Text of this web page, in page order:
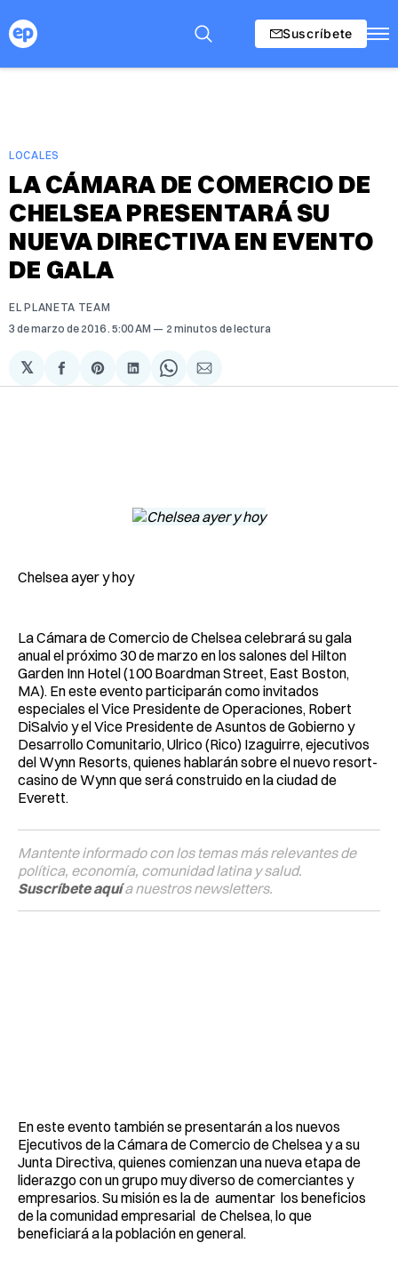
Suscríbete
LOCALES
LA CÁMARA DE COMERCIO DE
CHELSEA PRESENTARÁ SU
NUEVA DIRECTIVA EN EVENTO
DE GALA
EL PLANETA TEAM
3 de marzo de 2016 . 5:00 AM 2 minutos de lectura
𝕏
Compartir
en
Share
on
Compartir
en
Share
on
Compartir
via
Chelsea ayer y hoy
La Cámara de Comercio de Chelsea celebrará su gala
anual el próximo 30 de marzo en los salones del Hilton
Garden Inn Hotel (100 Boardman Street, East Boston,
MA). En este evento participarán como invitados
especiales el Vice Presidente de Operaciones, Robert
DiSalvio y el Vice Presidente de Asuntos de Gobierno y
Desarrollo Comunitario, Ulrico (Rico) Izaguirre, ejecutivos
del Wynn Resorts, quienes hablarán sobre el nuevo resort-
casino de Wynn que será construido en la ciudad de
Everett.
Mantente informado con los temas más relevantes de
política, economía, comunidad latina y salud.
Suscríbete aquía nuestros newsletters.
En este evento también se presentarán a los nuevos
Ejecutivos de la Cámara de Comercio de Chelsea y a su
Junta Directiva, quienes comienzan una nueva etapa de
liderazgo con un grupo muy diverso de comerciantes y
empresarios. Su misión es la de aumentar los beneficios
de la comunidad empresarial de Chelsea, lo que
beneficiará a la población en general.